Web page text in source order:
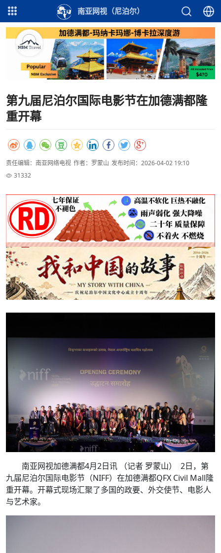
南亚网视（尼泊尔）
第九届尼泊尔国际电影节在加德满都隆
重开幕
责任编辑：南亚网络电视 作者：罗蒙山 发布时间：2026-04-02 19:10
31332
南亚网视加德满都4月2日讯 （记者 罗蒙山） 2日，第
九届尼泊尔国际电影节（NIFF）在加德满都QFX Civil Mall隆
重开幕。开幕式现场汇聚了多国的政要、外交使节、电影人
与艺术家。